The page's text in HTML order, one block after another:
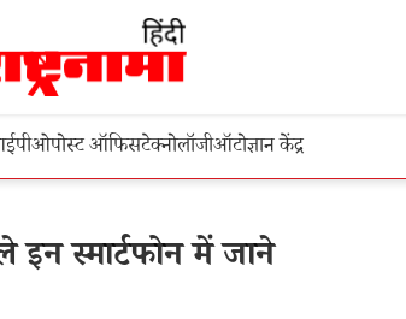
पोस्ट ऑफिसटेक्नोलॉजीऑटोज्ञान केंद्र
स्मार्टफोन में जाने